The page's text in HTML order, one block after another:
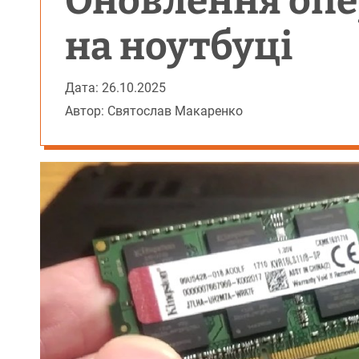
на ноутбуці
Дата: 26.10.2025
Автор: Святослав Макаренко